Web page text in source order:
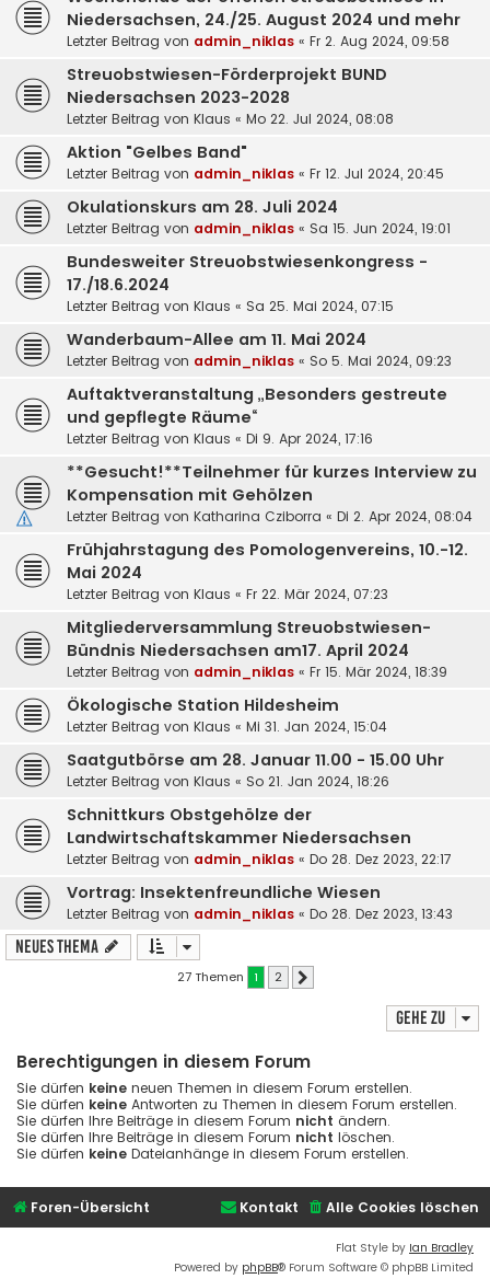
Niedersachsen, 24./25. August 2024 und mehr
Letzter Beitrag von admin_niklas « Fr 2. Aug 2024, 09:58
Streuobstwiesen-Förderprojekt BUND
Niedersachsen 2023-2028
Letzter Beitrag von Klaus « Mo 22. Jul 2024, 08:08
Aktion "Gelbes Band"
Letzter Beitrag von admin_niklas « Fr 12. Jul 2024, 20:45
Okulationskurs am 28. Juli 2024
Letzter Beitrag von admin_niklas « Sa 15. Jun 2024, 19:01
Bundesweiter Streuobstwiesenkongress -
17./18.6.2024
Letzter Beitrag von Klaus « Sa 25. Mai 2024, 07:15
Wanderbaum-Allee am 11. Mai 2024
Letzter Beitrag von admin_niklas « So 5. Mai 2024, 09:23
Auftaktveranstaltung „Besonders gestreute
und gepflegte Räume“
Letzter Beitrag von Klaus « Di 9. Apr 2024, 17:16
**Gesucht!**Teilnehmer für kurzes Interview zu
Kompensation mit Gehölzen
Letzter Beitrag von Katharina Cziborra « Di 2. Apr 2024, 08:04
Frühjahrstagung des Pomologenvereins, 10.-12.
Mai 2024
Letzter Beitrag von Klaus « Fr 22. Mär 2024, 07:23
Mitgliederversammlung Streuobstwiesen-
Bündnis Niedersachsen am17. April 2024
Letzter Beitrag von admin_niklas « Fr 15. Mär 2024, 18:39
Ökologische Station Hildesheim
Letzter Beitrag von Klaus « Mi 31. Jan 2024, 15:04
Saatgutbörse am 28. Januar 11.00 - 15.00 Uhr
Letzter Beitrag von Klaus « So 21. Jan 2024, 18:26
Schnittkurs Obstgehölze der
Landwirtschaftskammer Niedersachsen
Letzter Beitrag von admin_niklas « Do 28. Dez 2023, 22:17
Vortrag: Insektenfreundliche Wiesen
Letzter Beitrag von admin_niklas « Do 28. Dez 2023, 13:43
Neues Thema
27 Themen 1 2
Gehe zu
Berechtigungen in diesem Forum
Sie dürfen keine neuen Themen in diesem Forum erstellen.
Sie dürfen keine Antworten zu Themen in diesem Forum erstellen.
Sie dürfen Ihre Beiträge in diesem Forum nicht ändern.
Sie dürfen Ihre Beiträge in diesem Forum nicht löschen.
Sie dürfen keine Dateianhänge in diesem Forum erstellen.
Foren-Übersicht Alle Cookies löschen
Kontakt
Flat Style by Ian Bradley
Powered by phpBB® Forum Software © phpBB Limited